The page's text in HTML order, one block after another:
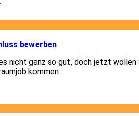
bewerben
nicht ganz so gut, doch jetzt wollen
kommen.